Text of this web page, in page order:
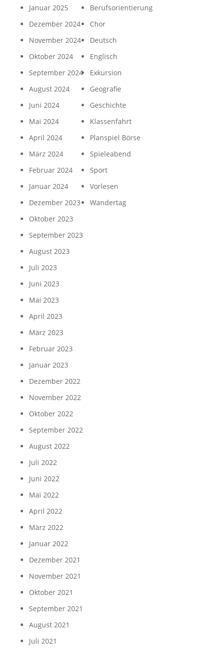
Januar 2025
Dezember 2024
November 2024
Oktober 2024
September 2024
August 2024
Juni 2024
Mai 2024
April 2024
März 2024
Februar 2024
Januar 2024
Dezember 2023
Oktober 2023
September 2023
August 2023
Juli 2023
Juni 2023
Mai 2023
April 2023
März 2023
Februar 2023
Januar 2023
Dezember 2022
November 2022
Oktober 2022
September 2022
August 2022
Juli 2022
Juni 2022
Mai 2022
April 2022
März 2022
Januar 2022
Dezember 2021
November 2021
Oktober 2021
September 2021
August 2021
Juli 2021
Berufsorientierung
Chor
Deutsch
Englisch
Exkursion
Geografie
Geschichte
Klassenfahrt
Planspiel Börse
Spieleabend
Sport
Vorlesen
Wandertag